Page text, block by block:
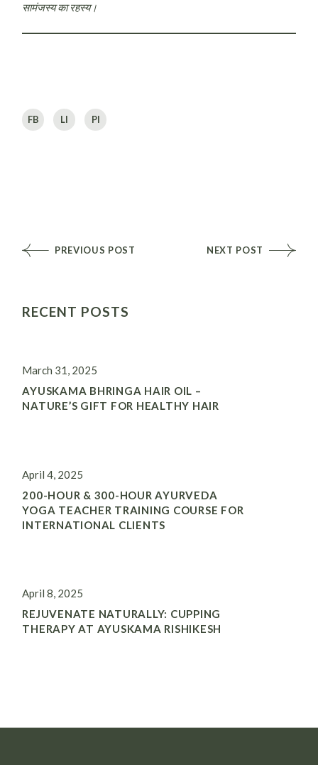
सामंजस्य का रहस्य।
FB LI PI
PREVIOUS POST NEXT POST
RECENT POSTS
March 31, 2025
AYUSKAMA BHRINGA HAIR OIL –
NATURE’S GIFT FOR HEALTHY HAIR
April 4, 2025
200-HOUR & 300-HOUR AYURVEDA
YOGA TEACHER TRAINING COURSE FOR
INTERNATIONAL CLIENTS
April 8, 2025
REJUVENATE NATURALLY: CUPPING
THERAPY AT AYUSKAMA RISHIKESH